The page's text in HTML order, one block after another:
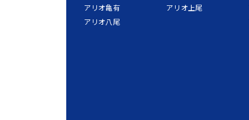
アリオ亀有
アリオ八尾
アリオ上尾